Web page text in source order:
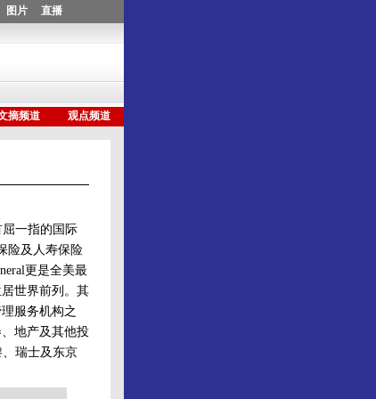
一指的国际
险及人寿保险
更是全美最
世界前列。其
服务机构之
地产及其他投
瑞士及东京